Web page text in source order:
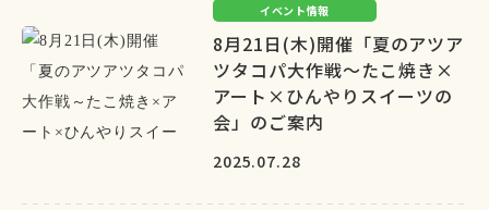
イベント情報
8月21日(木)開催「夏のアツア
ツタコパ大作戦～たこ焼き×
アート×ひんやりスイーツの
会」のご案内
2025.07.28